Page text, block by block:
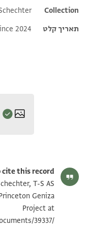
Collection
תאריך קלט
2024
T-S AS 172.199 1v
תנאי היתר שימוש בתצלום
cite this record:
T-S AS
Geniza
Project at
39337/